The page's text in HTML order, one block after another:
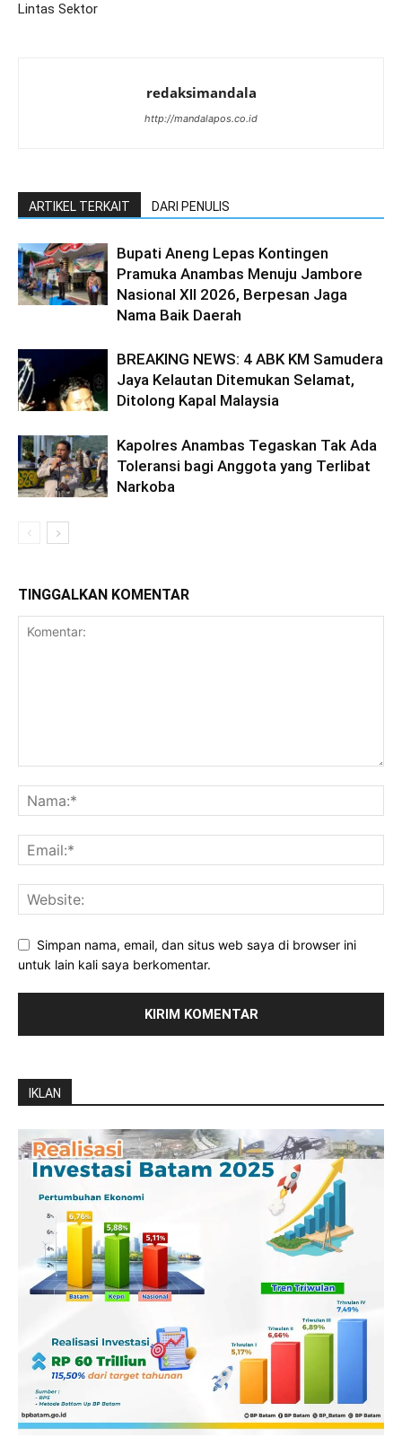
Lintas Sektor
redaksimandala
http://mandalapos.co.id
ARTIKEL TERKAIT DARI PENULIS
Bupati Aneng Lepas Kontingen
Pramuka Anambas Menuju Jambore
Nasional XII 2026, Berpesan Jaga
Nama Baik Daerah
BREAKING NEWS: 4 ABK KM Samudera
Jaya Kelautan Ditemukan Selamat,
Ditolong Kapal Malaysia
Kapolres Anambas Tegaskan Tak Ada
Toleransi bagi Anggota yang Terlibat
Narkoba
TINGGALKAN KOMENTAR
Simpan nama, email, dan situs web saya di browser ini
untuk lain kali saya berkomentar.
IKLAN